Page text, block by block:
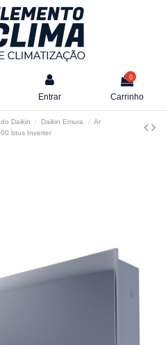
Entrar
0
Carrinho
Daikin Daikin Emura
Ar
btus Inverter